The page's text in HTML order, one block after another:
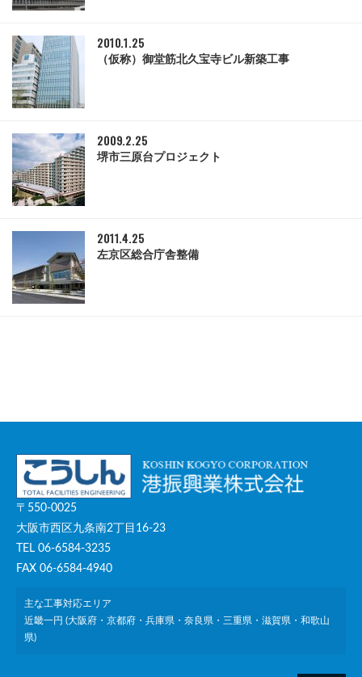
2010.1.25
（仮称）御堂筋北久宝寺ビル新築工事
2009.2.25
堺市三原台プロジェクト
2011.4.25
左京区総合庁舎整備
〒550-0025
大阪市西区九条南2丁目16-23
TEL 06-6584-3235
FAX 06-6584-4940
主な工事対応エリア
近畿一円 (大阪府・京都府・兵庫県・奈良県・三重県・滋賀県・和歌山
県)